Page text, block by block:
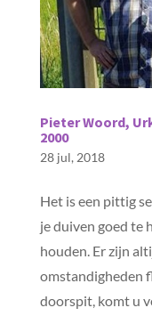
Pieter Woord,
2000
28 jul, 2018
Het is een pittig
je duiven goed te
houden. Er zijn
omstandigheden
doorspit, komt u